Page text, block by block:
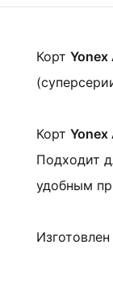
Корт Yonex
Корт Yonex
Подходит
удобным